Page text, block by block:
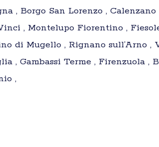
, Borgo San Lorenzo ,
, Montelupo Fiorentino ,
di Mugello , Rignano sull’Arno
, Gambassi Terme , Firenzuola ,
,